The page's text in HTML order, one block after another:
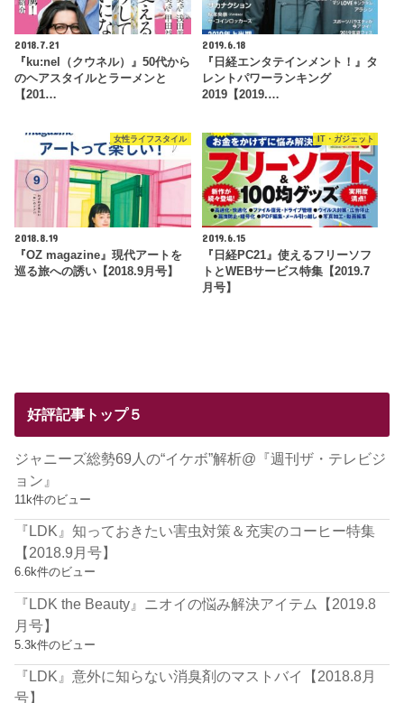
2018.7.21
『ku:nel（クウネル）』50代から
のヘアスタイルとラーメンと
【201…
2019.6.18
『日経エンタテインメント！』タ
レントパワーランキング
2019【2019.…
女性ライフスタイル
2018.8.19
『OZ magazine』現代アートを
巡る旅への誘い【2018.9月号】
IT・ガジェット
2019.6.15
『日経PC21』使えるフリーソフ
トとWEBサービス特集【2019.7
月号】
好評記事トップ５
ジャニーズ総勢69人の“イケボ”解析@『週刊ザ・テレビジ
ョン』
11k件のビュー
『LDK』知っておきたい害虫対策＆充実のコーヒー特集
【2018.9月号】
6.6k件のビュー
『LDK the Beauty』ニオイの悩み解決アイテム【2019.8
月号】
5.3k件のビュー
『LDK』意外に知らない消臭剤のマストバイ【2018.8月
号】